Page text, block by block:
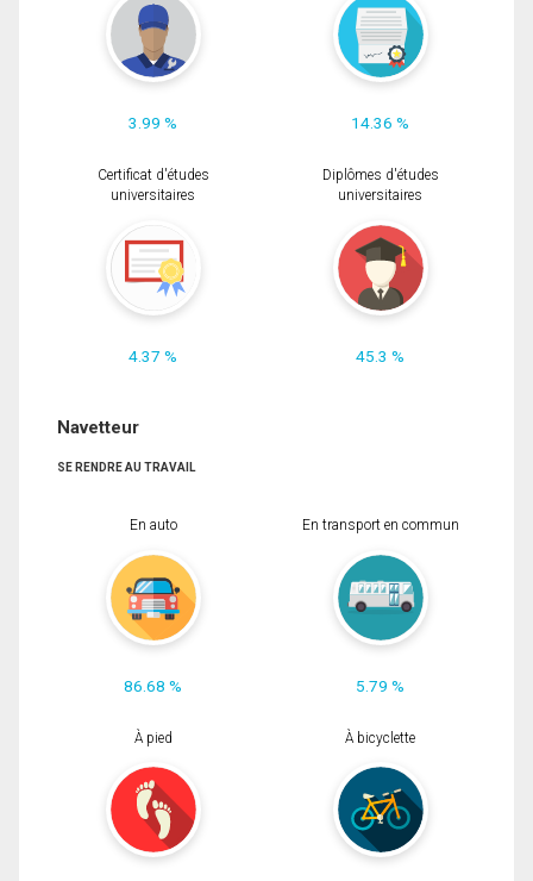
3.99 % 14.36 %
Certificat d'études
universitaires
4.37 %
Diplômes d'études
universitaires
45.3 %
Navetteur
SE RENDRE AU TRAVAIL
En auto
86.68 %
En transport en commun
5.79 %
À pied À bicyclette